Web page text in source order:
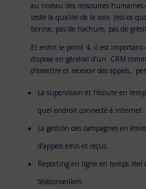
au niveau des ressources
testé la qualité de la voix (est-ce
bonne, pas de hachure, pas de
Et enfin le point 4, il est important
dispose en général d’un CRM
d’émettre et recevoir des appels,
La supervision et l’écoute en
quel endroit connecté à internet.
La gestion des campagnes en
d’appels émis et reçus.
Reporting en ligne en temps réel
téléconseillers.